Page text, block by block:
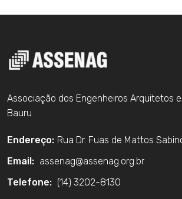
Associação dos Engenheiros Arquitetos
Bauru
Endereço: Rua Dr. Fuas de Mattos
Email: assenag@assenag.org.br
Telefone: (14) 3202-8130